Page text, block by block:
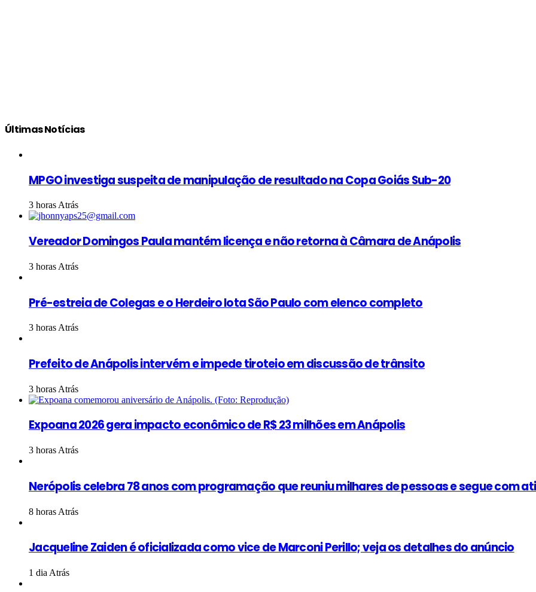
Últimas Notícias
MPGO investiga suspeita de manipulação de resultado na Copa Goiás Sub-20
3 horas Atrás
Vereador Domingos Paula mantém licença e não retorna à Câmara de Anápolis
3 horas Atrás
Pré-estreia de Colegas e o Herdeiro lota São Paulo com elenco completo
3 horas Atrás
Prefeito de Anápolis intervém e impede tiroteio em discussão de trânsito
3 horas Atrás
Expoana 2026 gera impacto econômico de R$ 23 milhões em Anápolis
3 horas Atrás
Nerópolis celebra 78 anos com programação que reuniu milhares de pessoas e segue com
8 horas Atrás
Jacqueline Zaiden é oficializada como vice de Marconi Perillo; veja os detalhes do anúncio
1 dia Atrás